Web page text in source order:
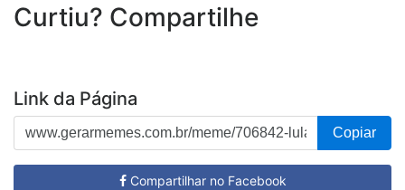
Curtiu? Compartilhe
Link da Página
Copiar
Compartilhar no Facebook